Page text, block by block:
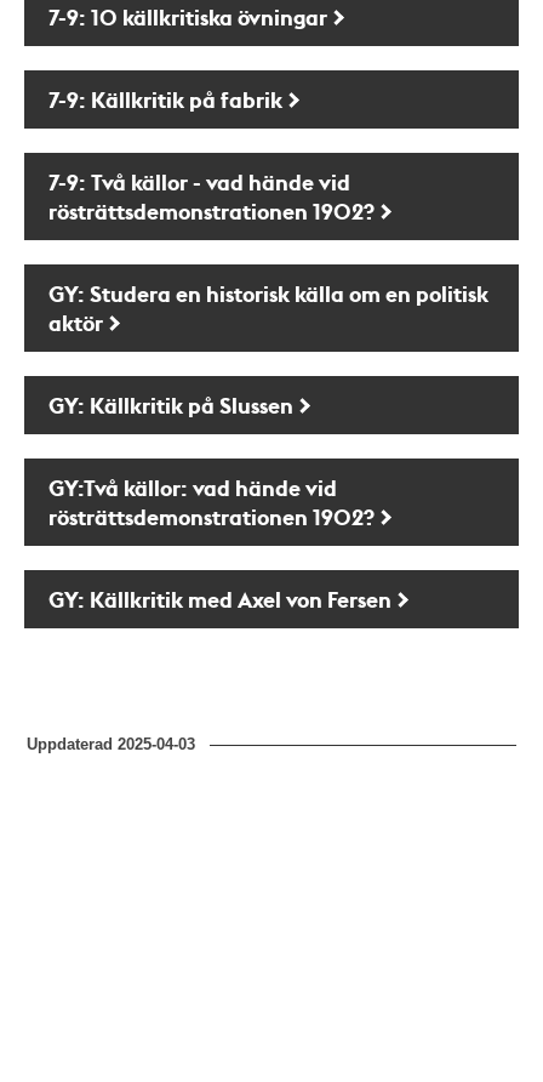
7-9: 10 källkritiska övningar
7-9: Källkritik på fabrik
7-9: Två källor - vad hände vid
rösträttsdemonstrationen 1902?
GY: Studera en historisk källa om en politisk
aktör
GY: Källkritik på Slussen
GY:Två källor: vad hände vid
rösträttsdemonstrationen 1902?
GY: Källkritik med Axel von Fersen
Uppdaterad2025-04-03